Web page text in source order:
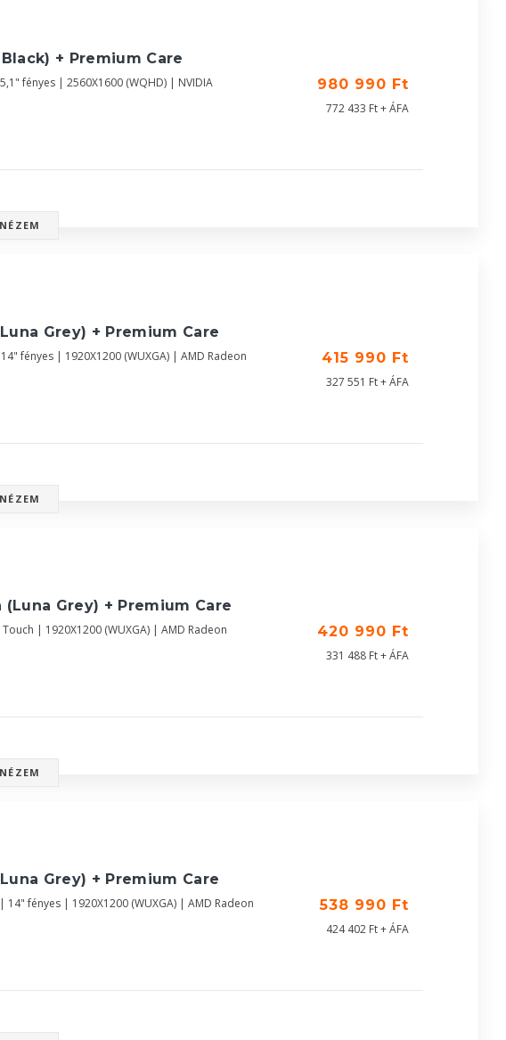
Black) + Premium Care
fényes | 2560X1600 (WQHD) | NVIDIA
980 990 Ft
772 433 Ft + ÁFA
Grey) + Premium Care
fényes | 1920X1200 (WUXGA) | AMD Radeon
415 990 Ft
327 551 Ft + ÁFA
(Luna Grey) + Premium Care
| 1920X1200 (WUXGA) | AMD Radeon
420 990 Ft
331 488 Ft + ÁFA
Grey) + Premium Care
14" fényes | 1920X1200 (WUXGA) | AMD Radeon
538 990 Ft
424 402 Ft + ÁFA